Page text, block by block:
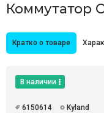
Коммутатор
Кратко о товаре
В наличии
6150614 Kyland